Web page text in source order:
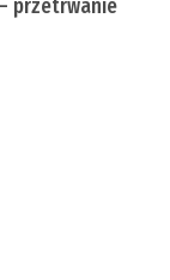
przetrwanie